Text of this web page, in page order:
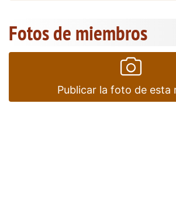
Fotos de miembros
Publicar la foto de esta